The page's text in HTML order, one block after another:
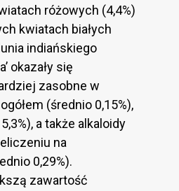
różowych (4,4%)
kwiatach białych
indiańskiego
okazały się
zasobne w
(średnio 0,15%),
a także alkaloidy
na
0,29%).
zawartość